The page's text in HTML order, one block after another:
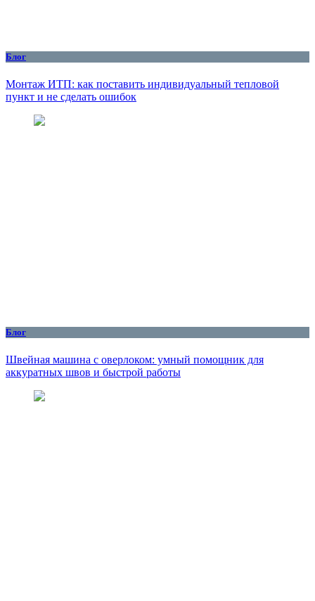
Блог
Монтаж ИТП: как поставить индивидуальный тепловой
пункт и не сделать ошибок
Блог
Швейная машина с оверлоком: умный помощник для
аккуратных швов и быстрой работы